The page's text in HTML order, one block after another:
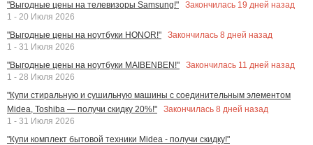
"Выгодные цены на телевизоры Samsung!"
Закончилась 19 дней назад
1 - 20 Июля 2026
"Выгодные цены на ноутбуки HONOR!"
Закончилась 8 дней назад
1 - 31 Июля 2026
"Выгодные цены на ноутбуки MAIBENBEN!"
Закончилась 11 дней назад
1 - 28 Июля 2026
"Купи стиральную и сушильную машины с соединительным элементом
Midea, Toshiba — получи скидку 20%!"
Закончилась 8 дней назад
1 - 31 Июля 2026
"Купи комплект бытовой техники Midea - получи скидку!"